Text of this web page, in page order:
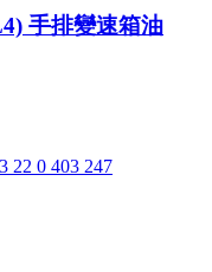
手排變速箱油
22 0 403 247